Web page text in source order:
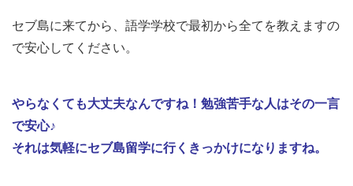
セブ島に来てから、語学学校で最初から全てを教えますの
で安心してください。
やらなくても大丈夫なんですね！勉強苦手な人はその一言
で安心♪
それは気軽にセブ島留学に行くきっかけになりますね。